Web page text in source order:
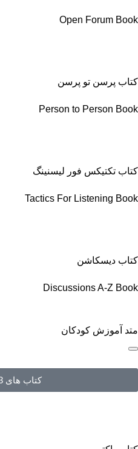
Open Forum Book
کتاب پرسن تو پرسن
Person to Person Book
کتاب تکتیکس فور لیسنینگ
Tactics For Listening Book
کتاب دیسکاشن
Discussions A-Z Book
متد آموزش کودکان
کتاب های 3 تا 6 سال